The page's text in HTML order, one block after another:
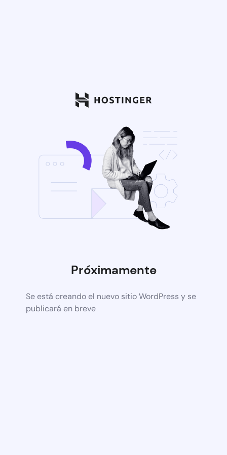
Próximamente
Se está creando el nuevo sitio WordPress y se
publicará en breve